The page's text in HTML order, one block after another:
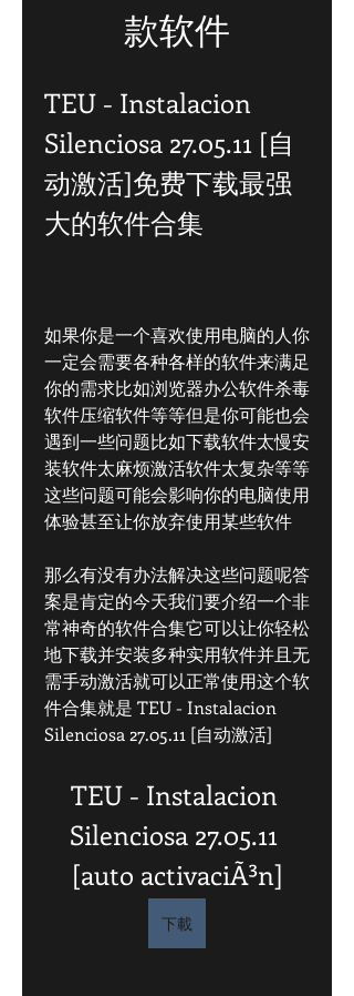
款软件
TEU - Instalacion
Silenciosa 27.05.11 [自
动激活]免费下载最强
大的软件合集
如果你是一个喜欢使用电脑的人你
一定会需要各种各样的软件来满足
你的需求比如浏览器办公软件杀毒
软件压缩软件等等但是你可能也会
遇到一些问题比如下载软件太慢安
装软件太麻烦激活软件太复杂等等
这些问题可能会影响你的电脑使用
体验甚至让你放弃使用某些软件
那么有没有办法解决这些问题呢答
案是肯定的今天我们要介绍一个非
常神奇的软件合集它可以让你轻松
地下载并安装多种实用软件并且无
需手动激活就可以正常使用这个软
件合集就是 TEU - Instalacion
Silenciosa 27.05.11 [自动激活]
TEU - Instalacion
Silenciosa 27.05.11
[auto activaciÃ³n]
下載